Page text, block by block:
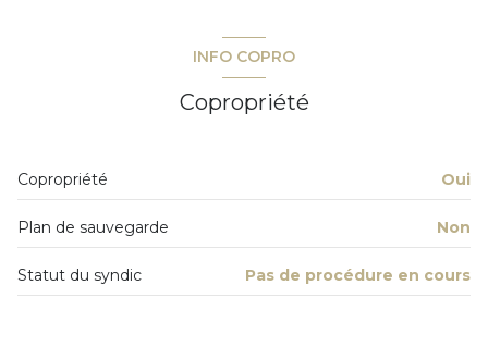
Chauffage individuel : radiateur (electrique)
3ème étage
INFO COPRO
Copropriété
Copropriété Oui
Plan de sauvegarde Non
Statut du syndic Pas de procédure en cours